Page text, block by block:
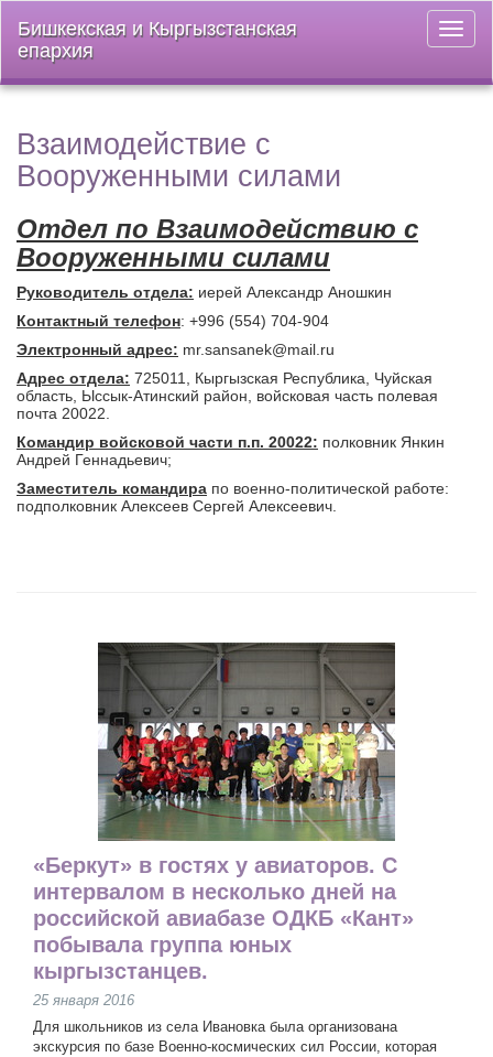
меню
Бишкекская и Кыргызстанская
епархия
Взаимодействие с
Вооруженными силами
Отдел по Взаимодействию с
Вооруженными силами
Руководитель отдела: иерей Александр Аношкин
Контактный телефон: +996 (554) 704-904
Электронный адрес: mr.sansanek@mail.ru
Адрес отдела: 725011, Кыргызская Республика, Чуйская
область, Ыссык-Атинский район, войсковая часть полевая
почта 20022.
Командир войсковой части п.п. 20022: полковник Янкин
Андрей Геннадьевич;
Заместитель командира по военно-политической работе:
подполковник Алексеев Сергей Алексеевич.
«Беркут» в гостях у авиаторов. С
интервалом в несколько дней на
российской авиабазе ОДКБ «Кант»
побывала группа юных
кыргызстанцев.
25 января 2016
Для школьников из села Ивановка была организована
экскурсия по базе Военно-космических сил России, которая